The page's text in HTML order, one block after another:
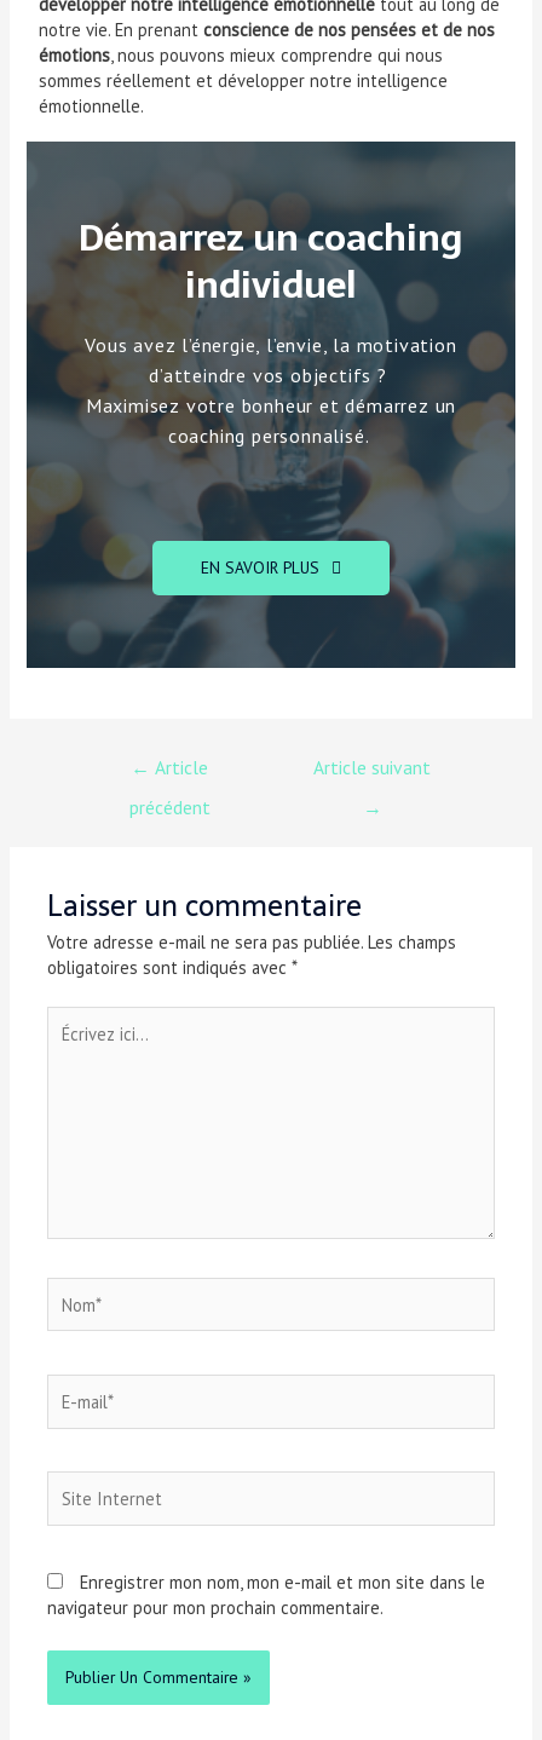
notre vie. En prenantconscience de nos pensées et de nos
émotions , nous pouvons mieux comprendre qui nous
sommes réellement et développer notre intelligence
émotionnelle.
Démarrez un coaching
individuel
Vous avez l’énergie, l’envie, la motivation
d’atteindre vos objectifs ?
Maximisez votre bonheur et démarrez un
coaching personnalisé.
EN SAVOIR PLUS
← Article
précédent
Article suivant
→
Laisser un commentaire
Votre adresse e-mail ne sera pas publiée. Les champs
obligatoires sont indiqués avec*
Enregistrer mon nom, mon e-mail et mon site dans le
navigateur pour mon prochain commentaire.